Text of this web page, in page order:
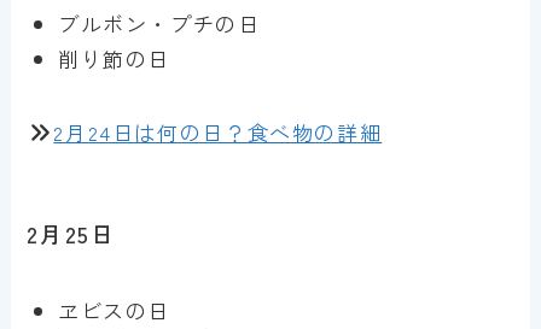
ブルボン・プチの日
削り節の日
2月24日は何の日？食べ物の詳細
2月25日
ヱビスの日